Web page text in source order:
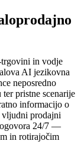
trgovini in vodje
AI jezikovna
neposredno
pristne scenarije
informacijo o
vljudni prodajni
24/7 —
in rotirajočim